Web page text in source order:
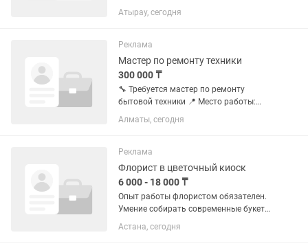
ездить. Дорожную технику перевозить.
Тягач ман f2000 Трал 4 ех осный За
и смотреть. Делать,...
Атырау, сегодня
Реклама
Мастер по ремонту техники
300 000 ₸
🔧 Требуется мастер по ремонту
бытовой техники 📍 Место работы:
Алматы, мкр. Кулагер, ул. Казыбаева
270В, корпус 1 Мы — компания в сфере
Kaspi, Wildberries и...
Алматы, сегодня
Реклама
Флорист в цветочный киоск
6 000 - 18 000 ₸
Опыт работы флористом обязателен.
Умение собирать современные букеты
и композиции. Знание ассортимента
цветов и правил ухода за ними.
Астана, сегодня